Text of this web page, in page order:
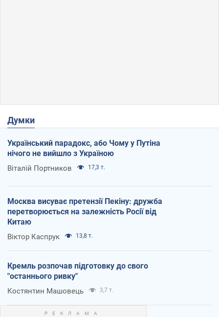
Думки
Український парадокс, або Чому у Путіна
нічого не вийшло з Україною
Віталій Портников 17,3 т.
Москва висуває претензії Пекіну: дружба
перетворюється на залежність Росії від
Китаю
Віктор Каспрук 13,8 т.
Кремль розпочав підготовку до свого
"останнього ривку"
Костянтин Машовець 3,7 т.